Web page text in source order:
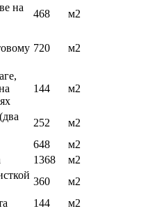
на
468
м2
720 м2
144 м2
252
м2
648
м2
1368
м2
360
м2
144
м2